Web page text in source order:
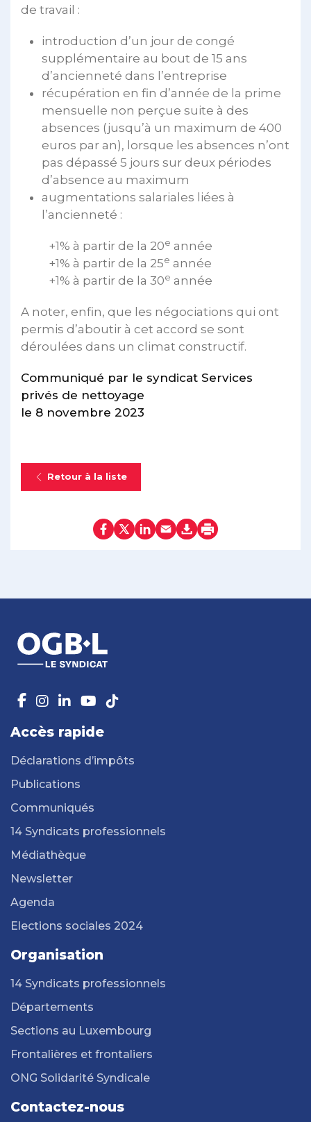
de travail :
introduction d’un jour de congé
supplémentaire au bout de 15 ans
d’ancienneté dans l’entreprise
récupération en fin d’année de la prime
mensuelle non perçue suite à des
absences (jusqu’à un maximum de 400
euros par an), lorsque les absences n’ont
pas dépassé 5 jours sur deux périodes
d’absence au maximum
augmentations salariales liées à
l’ancienneté :
+1% à partir de la 20e année
+1% à partir de la 25e année
+1% à partir de la 30e année
A noter, enfin, que les négociations qui ont
permis d’aboutir à cet accord se sont
déroulées dans un climat constructif.
Communiqué par le syndicat Services
privés de nettoyage
le 8 novembre 2023
Retour à la liste
Accès rapide
Déclarations d’impôts
Publications
Communiqués
14 Syndicats professionnels
Médiathèque
Newsletter
Agenda
Elections sociales 2024
Organisation
14 Syndicats professionnels
Départements
Sections au Luxembourg
Frontalières et frontaliers
ONG Solidarité Syndicale
Contactez-nous